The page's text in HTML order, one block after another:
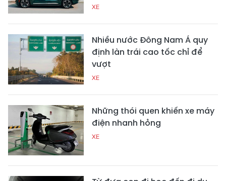
XE
Nhiều nước Đông Nam Á quy
định làn trái cao tốc chỉ để
vượt
XE
Những thói quen khiến xe máy
điện nhanh hỏng
XE